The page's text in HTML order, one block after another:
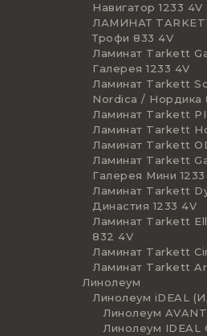
Навигатор 1233 4V
ЛАМИНАТ
Трофи 833 4V
Ламинат Tarkett
Галерея 1233 4V
Ламинат Tarkett
Nordica / Нордика
Ламинат Tarkett
Ламинат Tarkett
Ламинат Tarkett
Ламинат Tarkett
Галерея Мини
Ламинат Tarkett
Династия 1233 4V
Ламинат Tarkett
832 4V
Ламинат Tarkett
Ламинат Tarkett
Линолеум
Линолеум iDEAL
Линолеум
Линолеум IDEAL